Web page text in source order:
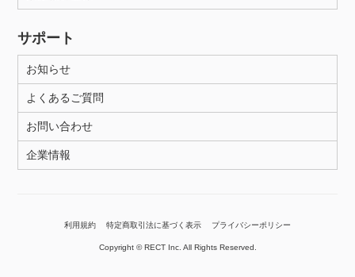
サポート
お知らせ
よくあるご質問
お問い合わせ
企業情報
利用規約 特定商取引法に基づく表示 プライバシーポリシー
Copyright © RECT Inc. All Rights Reserved.